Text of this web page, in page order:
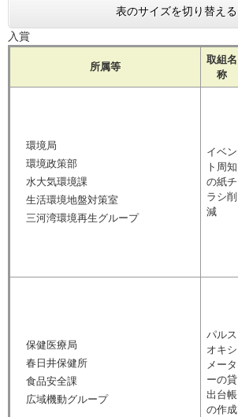
表のサイズを切り替える
入賞
所属等
取組名
称
環境局
環境政策部
水大気環境課
生活環境地盤対策室
三河湾環境再生グループ
イベン
ト周知
の紙チ
ラシ削
減
保健医療局
春日井保健所
食品安全課
広域機動グループ
パルス
オキシ
メータ
ーの貸
出台帳
の作成